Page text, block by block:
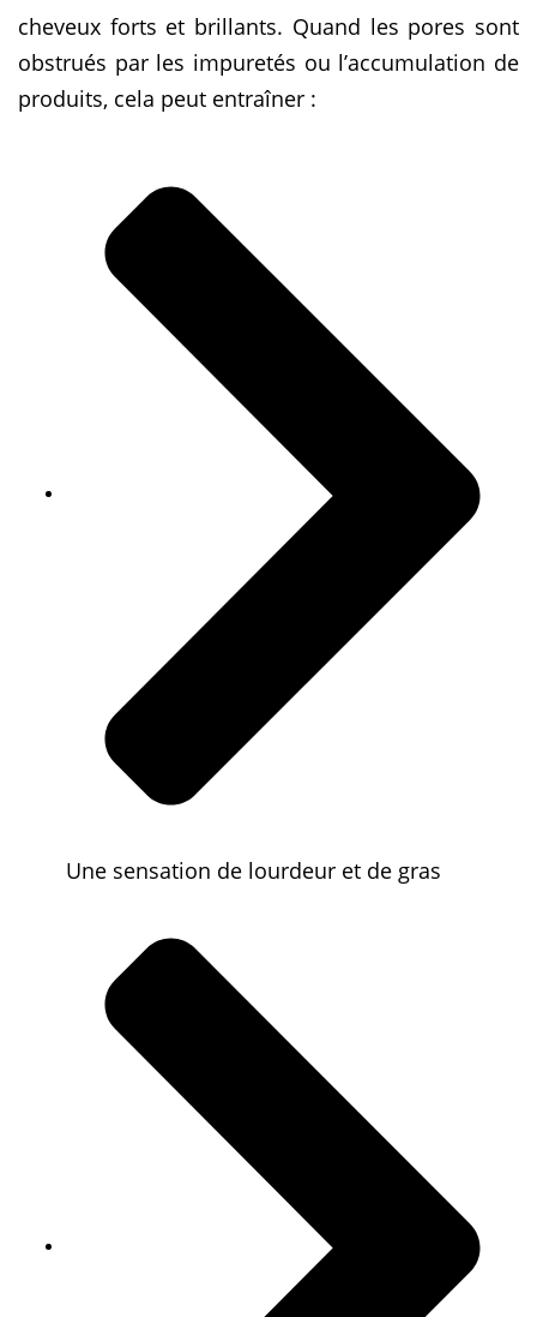
cheveux forts et brillants. Quand les pores sont
obstrués par les impuretés ou l’accumulation de
produits, cela peut entraîner :
Une sensation de lourdeur et de gras